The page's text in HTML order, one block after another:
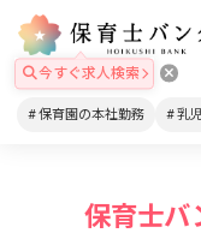
今すぐ求人検索
保育園の本社勤務 乳
保育士バ